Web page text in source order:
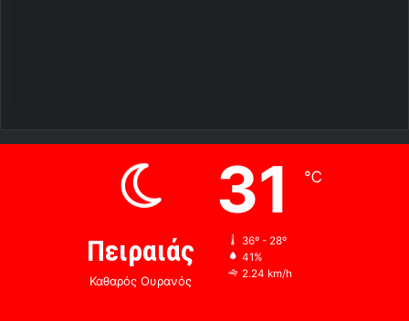
Πειραιάς
Καθαρός Ουρανός
31 ℃
36º - 28º
41%
2.24 km/h